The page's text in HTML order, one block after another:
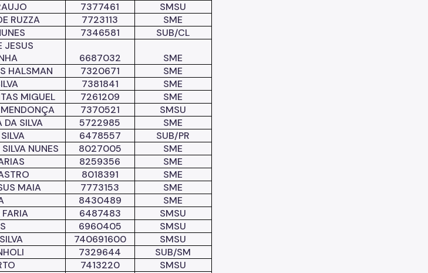
7377461
SMSU
RUZZA
7723113
SME
7346581
SUB/CL
JESUS
6687032
SME
HALSMAN
7320671
SME
7381841
SME
MIGUEL
7261209
SME
7370521
SMSU
DA SILVA
5722985
SME
6478557
SUB/PR
NUNES
8027005
SME
8259356
SME
8018391
SME
MAIA
7773153
SME
8430489
SME
6487483
SMSU
6960405
SMSU
740691600
SMSU
7329644
SUB/SM
7413220
SMSU